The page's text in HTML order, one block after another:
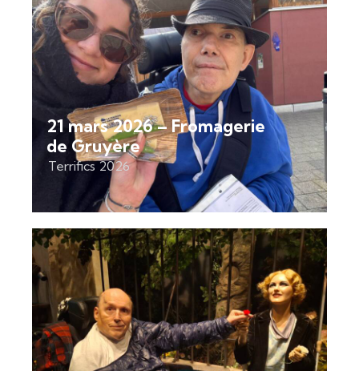
21 mars 2026 – Fromagerie
de Gruyère
Terrifics 2026